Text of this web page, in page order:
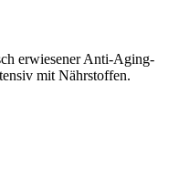
erwiesener Anti-Aging-
mit Nährstoffen.